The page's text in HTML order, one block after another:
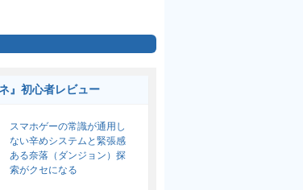
』初心者レビュー
スマホゲーの常識が通用し
ない辛めシステムと緊張感
ある奈落（ダンジョン）探
索がクセになる